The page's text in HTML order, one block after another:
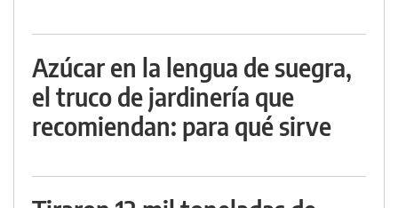
Azúcar en la lengua de suegra,
el truco de jardinería que
recomiendan: para qué sirve